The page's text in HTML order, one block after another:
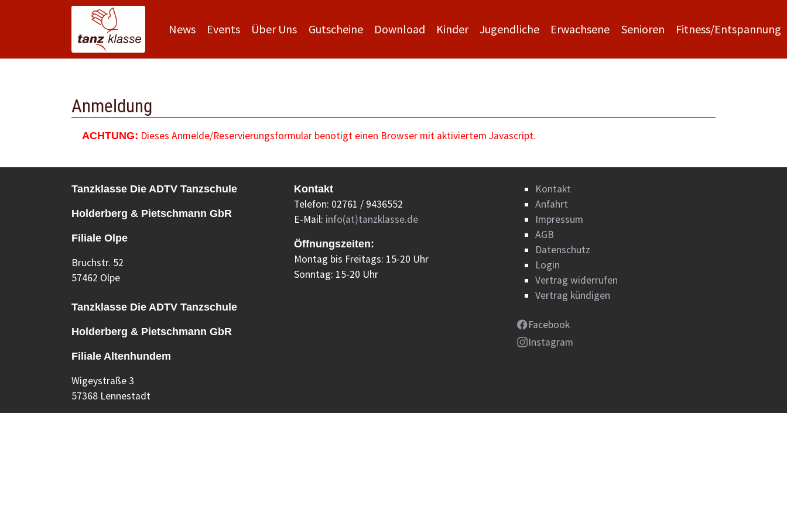
News Events Über Uns Gutscheine Download Kinder Jugendliche Erwachsene Senioren Fitness/Entspannung
Anmeldung
ACHTUNG: Dieses Anmelde/Reservierungsformular benötigt einen Browser mit aktiviertem Javascript.
Tanzklasse Die ADTV Tanzschule
Holderberg & Pietschmann GbR
Filiale Olpe
Bruchstr. 52
57462 Olpe
Tanzklasse Die ADTV Tanzschule
Holderberg & Pietschmann GbR
Filiale Altenhundem
Wigeystraße 3
57368 Lennestadt
Kontakt
Telefon: 02761 / 9436552
E-Mail: info(at)tanzklasse.de
Öffnungszeiten:
Montag bis Freitags: 15-20 Uhr
Sonntag: 15-20 Uhr
Kontakt
Anfahrt
Impressum
AGB
Datenschutz
Login
Vertrag widerrufen
Vertrag kündigen
Facebook
Instagram